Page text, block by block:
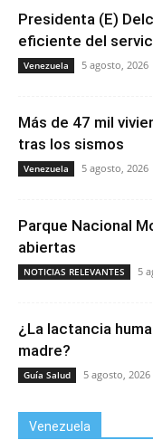
Presidenta (E)
eficiente del
Venezuela 5 agosto, 2026
Más de 47 mil
tras los sismos
Venezuela 5 agosto, 2026
Parque Nacional
abiertas
NOTICIAS RELEVANTES 5
¿La lactancia
madre?
Guía Salud 5 agosto, 2026
Venezuela